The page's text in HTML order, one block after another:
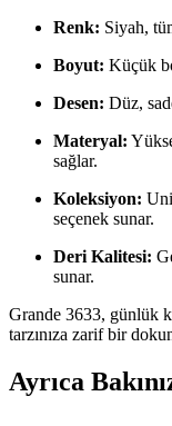
Renk: Siyah,
Boyut: Küçük
Desen: Düz,
Materyal:
sağlar.
Koleksiyon:
seçenek sunar.
Deri Kalitesi:
sunar.
Grande 3633, günlük
tarzınıza zarif bir
Ayrıca